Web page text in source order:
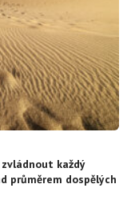
každý
průměrem dospělých